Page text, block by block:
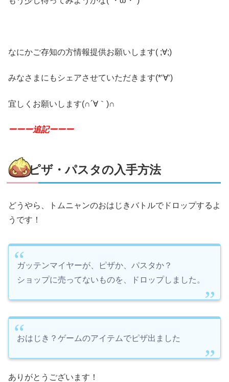
なにかご存知の方情報提供お願いします( ;∀;)
みなさまにもシェアさせていただきます(*‘∀‘)
宜しくお願いします(∩´∀｀)∩
ーーー追記ーーー
ピザ・パスタの入手方法
どうやら、トムニャンのおはじきバトルでドロップするよ
うです！
ガッテンマイヤーが、ピザか、パスタか？
ショップに売ってないものを、ドロップしました。
おはじき？ゲームのアイテムでピザ出ました
ありがとうございます！